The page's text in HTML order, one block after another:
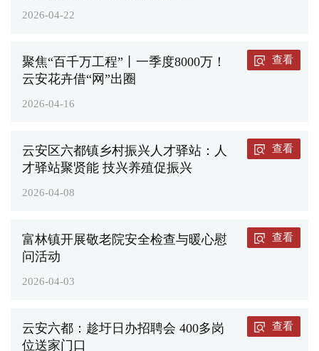
2026-04-22
聚焦“百千万工程”丨一季度8000万！
云安花卉借“网”出圈
2026-04-16
查看
云安区六都镇乡村振兴人才驿站：人
才驿站聚贤能 技兴养殖促振兴
2026-04-08
查看
富林镇开展敬老院安全检查与暖心慰
问活动
2026-04-03
查看
云安六都：趁圩日办招聘会 400多岗
位送家门口
查看